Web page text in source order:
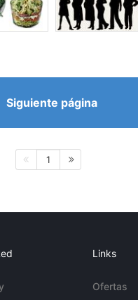
Siguiente página
1
Links
Ofertas